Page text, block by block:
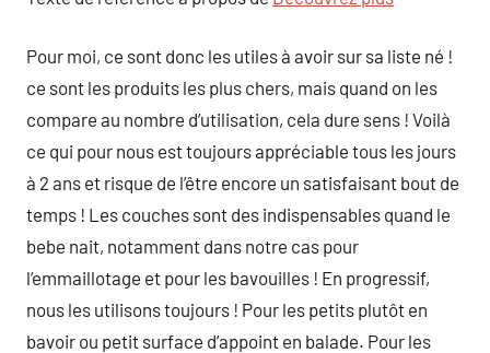
Pour moi, ce sont donc les utiles à avoir sur sa liste né !
ce sont les produits les plus chers, mais quand on les
compare au nombre d’utilisation, cela dure sens ! Voilà
ce qui pour nous est toujours appréciable tous les jours
à 2 ans et risque de l’être encore un satisfaisant bout de
temps ! Les couches sont des indispensables quand le
bebe nait, notamment dans notre cas pour
l’emmaillotage et pour les bavouilles ! En progressif,
nous les utilisons toujours ! Pour les petits plutôt en
bavoir ou petit surface d’appoint en balade. Pour les